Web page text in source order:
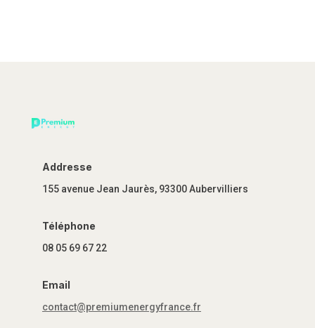
Addresse
155 avenue Jean Jaurès, 93300 Aubervilliers
Téléphone
08 05 69 67 22
Email
contact@premiumenergyfrance.fr